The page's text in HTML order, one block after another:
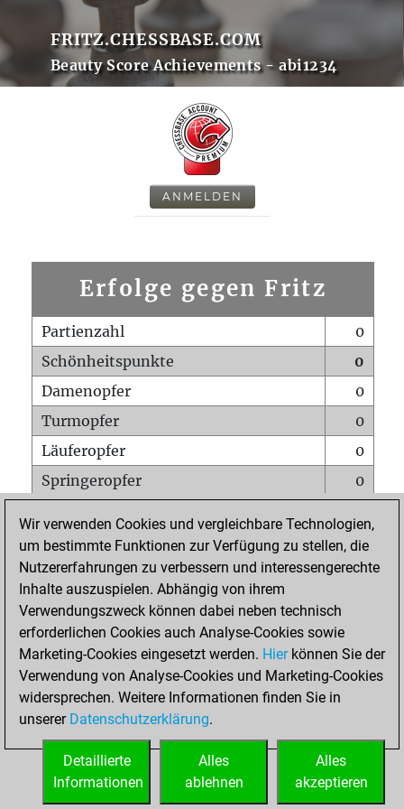
FRITZ.CHESSBASE.COM
Beauty Score Achievements - abi1234
ANMELDEN
Erfolge gegen Fritz
Partienzahl
0
Schönheitspunkte
0
Damenopfer
0
Turmopfer
0
Läuferopfer
0
Springeropfer
0
Matt auf vollem Brett
0
Bauer setzt Matt
0
Erstickte Matts
Unterverwandlungen
Türme auf der siebten
0
STARTSEITE
Wir verwenden Cookies und vergleichbare Technologien,
um bestimmte Funktionen zur Verfügung zu stellen, die
Nutzererfahrungen zu verbessern und interessengerechte
Inhalte auszuspielen. Abhängig von ihrem
Verwendungszweck können dabei neben technisch
erforderlichen Cookies auch Analyse-Cookies sowie
Marketing-Cookies eingesetzt werden. Hierkönnen Sie der
Verwendung von Analyse-Cookies und Marketing-Cookies
widersprechen. Weitere Informationen finden Sie in
unserer Datenschutzerklärung.
Alles
akzeptieren
Alles
ablehnen
Detaillierte
Informationen